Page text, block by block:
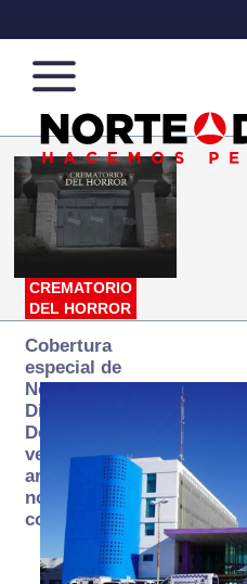
Norte
de
Ciudad
Más
que
noticias,
hacemos periodismo
CREMATORIO
DEL HORROR
Cobertura
especial de
Norte
Digital:
Donde la
verdad
arde… pero
no se
consume